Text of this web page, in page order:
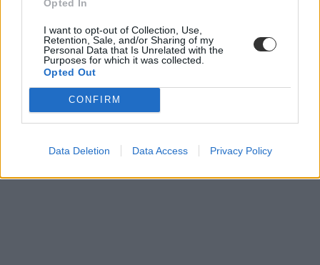
Opted In
I want to opt-out of Collection, Use,
Retention, Sale, and/or Sharing of my
Personal Data that Is Unrelated with the
Purposes for which it was collected.
Opted Out
CONFIRM
Data Deletion Data Access Privacy Policy